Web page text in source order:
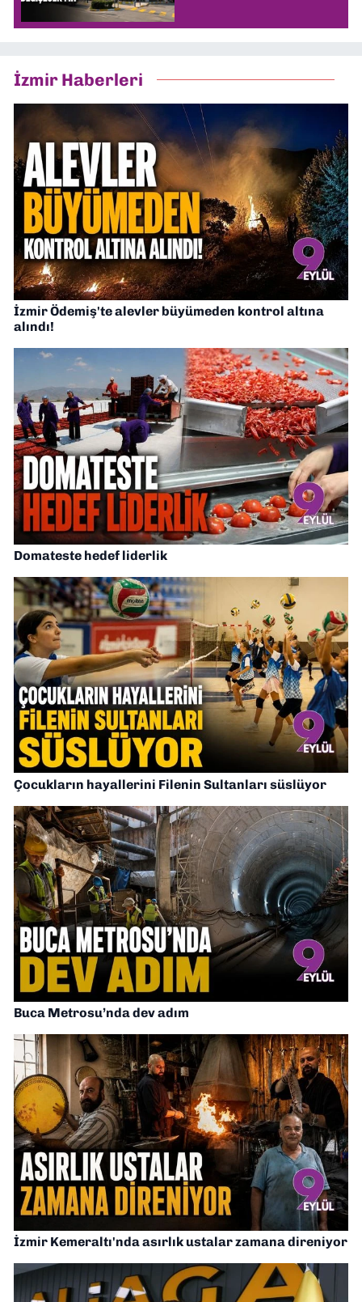
İzmir Haberleri
İzmir Ödemiş'te alevler büyümeden kontrol altına
alındı!
Domateste hedef liderlik
Çocukların hayallerini Filenin Sultanları süslüyor
Buca Metrosu’nda dev adım
İzmir Kemeraltı'nda asırlık ustalar zamana direniyor